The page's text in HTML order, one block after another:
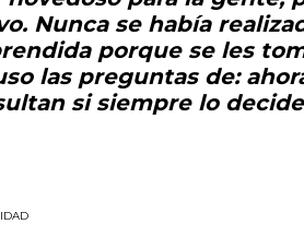
Nunca se había
porque se les
las preguntas de:
si siempre lo